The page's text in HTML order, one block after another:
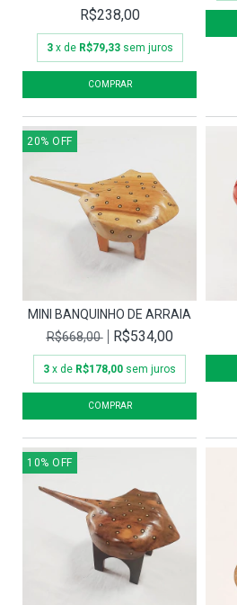
R$238,00
3 x de R$79,33 sem juros
20% OFF
MINI BANQUINHO DE ARRAIA
R$668,00
R$534,00
3 x de R$178,00 sem juros
10% OFF